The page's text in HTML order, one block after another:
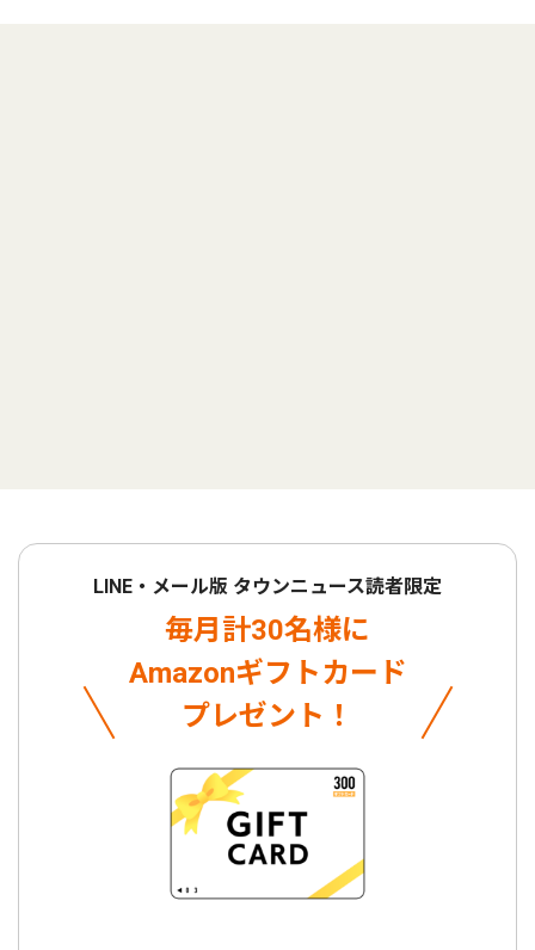
LINE・メール版 タウンニュース読者限定
毎月計30名様に
Amazonギフトカード
プレゼント！